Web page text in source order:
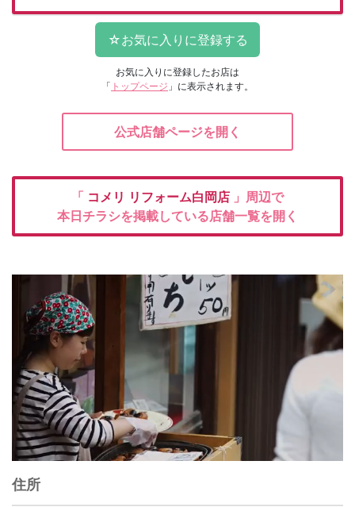
お気に入りに登録したお店は
「 トップページ 」に表示されます。
公式店舗ページを開く
「 コメリ リフォーム白岡店 」周辺で
本日チラシを掲載している店舗一覧を開く
住所